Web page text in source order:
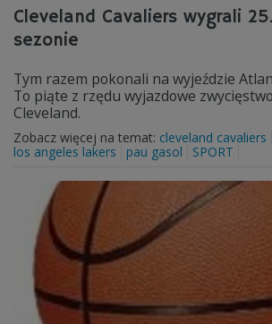
Cleveland Cavaliers wygrali
sezonie
Tym razem pokonali na wyjeździe
To piąte z rzędu wyjazdowe
Cleveland.
Zobacz więcej na temat: cleveland cavaliers
los angeles lakers
pau gasol SPORT